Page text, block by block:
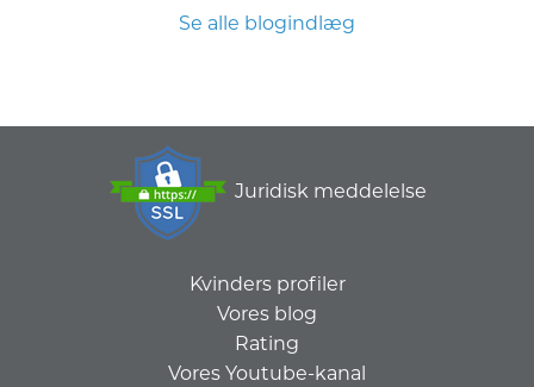
Se alle blogindlæg
Juridisk meddelelse
Kvinders profiler
Vores blog
Rating
Vores Youtube-kanal